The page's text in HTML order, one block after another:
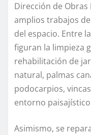
Dirección de
amplios trabajos
del espacio. Entre
figuran la limpieza
rehabilitación de
natural, palmas
podocarpios,
entorno
Asimismo, se